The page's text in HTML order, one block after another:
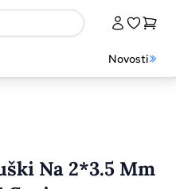
Novosti
Na 2*3.5 Mm